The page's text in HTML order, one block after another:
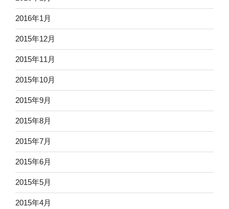
2016年1月
2015年12月
2015年11月
2015年10月
2015年9月
2015年8月
2015年7月
2015年6月
2015年5月
2015年4月